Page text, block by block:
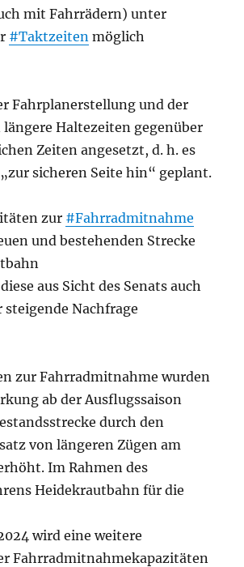
mit Fahrrädern) unter
#Taktzeiten möglich
Fahrplanerstellung und der
längere Haltezeiten gegenüber
Zeiten angesetzt, d. h. es
sicheren Seite hin“ geplant.
zur #Fahrradmitnahme
und bestehenden Strecke
aus Sicht des Senats auch
Nachfrage
zur Fahrradmitnahme wurden
ab der Ausflugssaison
durch den
von längeren Zügen am
Im Rahmen des
Heidekrautbahn für die
wird eine weitere
Fahrradmitnahmekapazitäten